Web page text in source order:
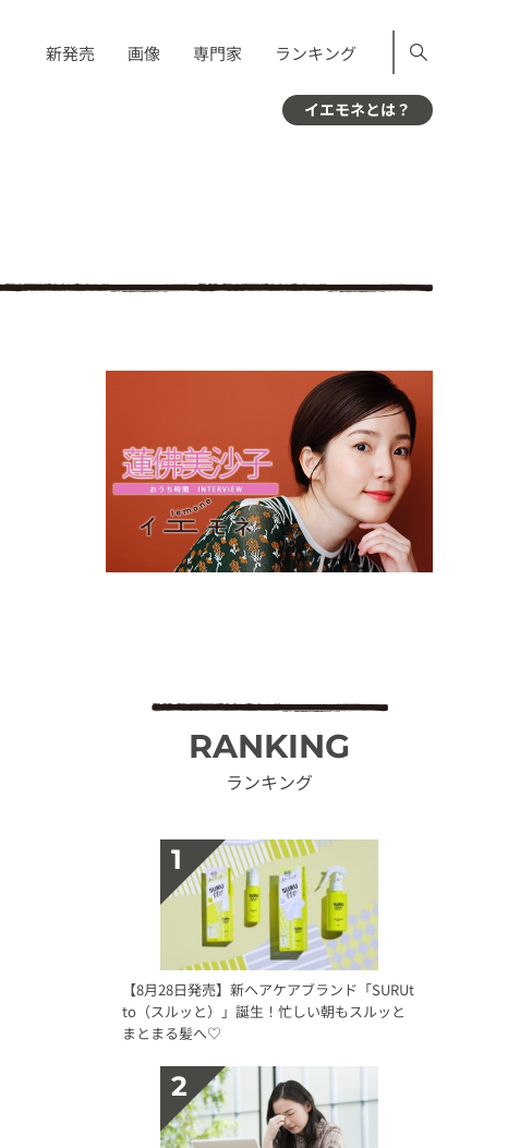
新発売 画像 専門家 ランキング
イエモネとは？
RANKING
ランキング
【8月28日発売】新ヘアケアブランド「SURUt
to（スルッと）」誕生！忙しい朝もスルッと
まとまる髪へ♡